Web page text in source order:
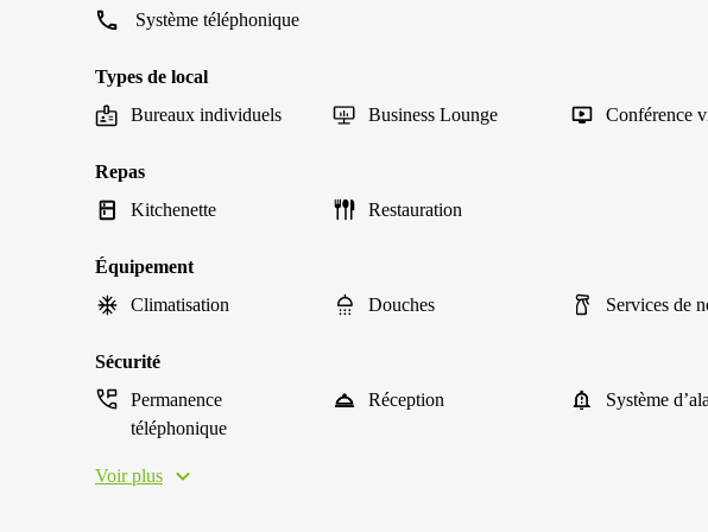
Système téléphonique
Types de local
Bureaux individuels
Business Lounge Conférence
Repas
Kitchenette
Restauration
Équipement
Climatisation
Douches Services de
Sécurité
Permanence
téléphonique
Réception Système
Voir plus